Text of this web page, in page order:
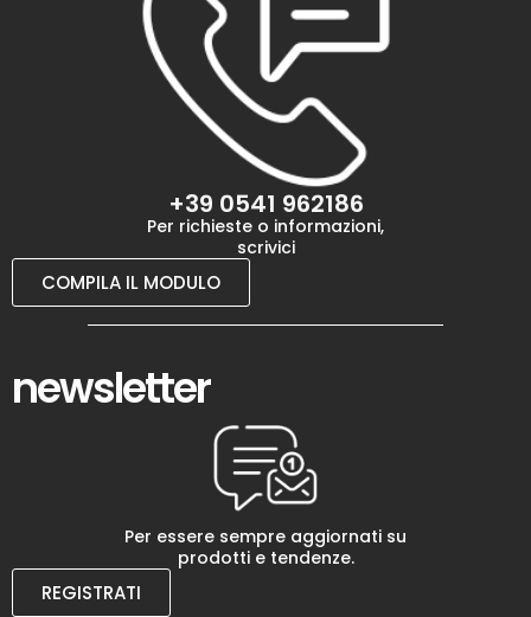
+39 0541 962186
Per richieste o informazioni,
scrivici
COMPILA IL MODULO
newsletter
Per essere sempre aggiornati su
prodotti e tendenze.
REGISTRATI